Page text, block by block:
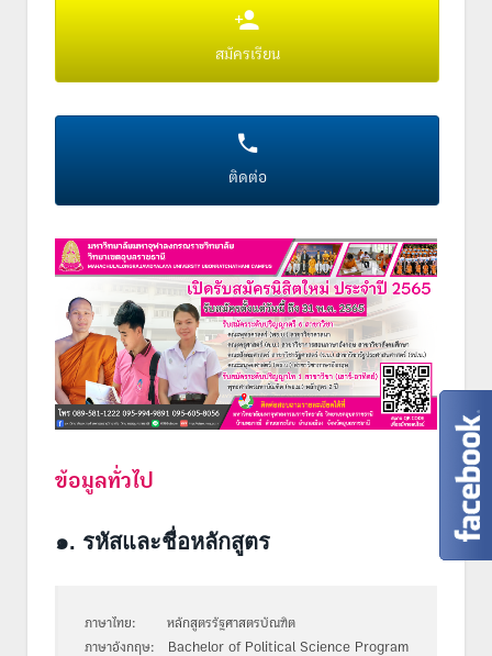
สมัครเรียน
ติดต่อ
ข้อมูลทั่วไป
๑. รหัสและชื่อหลักสูตร
ภาษาไทย: หลักสูตรรัฐศาสตรบัณฑิต
ภาษาอังกฤษ: Bachelor of Political Science Program